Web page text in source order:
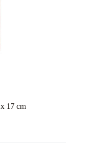
17 cm